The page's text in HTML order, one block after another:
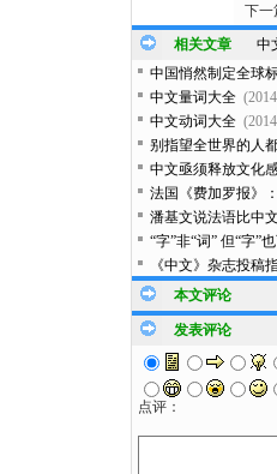
下一
相关文章
中
中国悄然制定全球
中文量词大全
中文动词大全
别指望全世界的人
中文亟须释放文化
法国《费加罗报》
潘基文说法语比中
“字”非“词” 但“字”
《中文》杂志投稿
本文评论
发表评论
点评：